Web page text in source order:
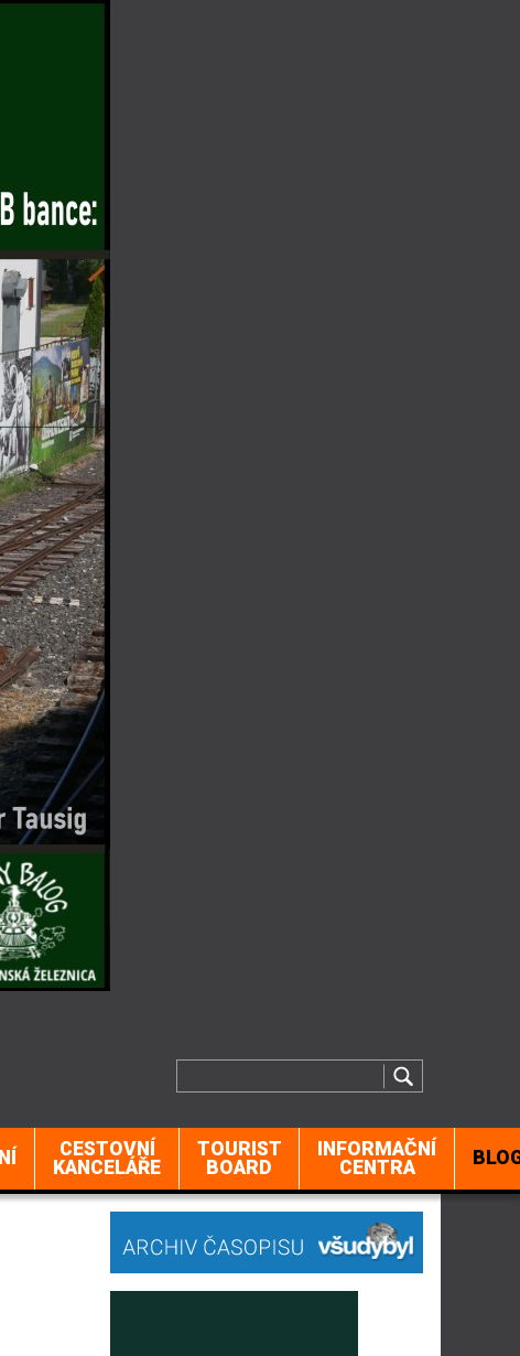
CESTOVNÍ
KANCELÁŘE
TOURIST
BOARD
INFORMAČNÍ
CENTRA